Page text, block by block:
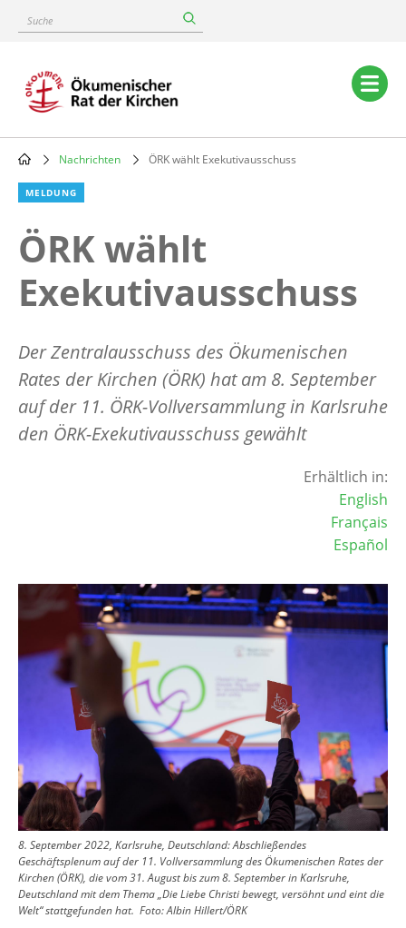
content
Suche
Main
navigation
Breadcrumb
Nachrichten ÖRK wählt Exekutivausschuss
MELDUNG
ÖRK wählt
Exekutivausschuss
Der Zentralausschuss des Ökumenischen
Rates der Kirchen (ÖRK) hat am 8. September
auf der 11. ÖRK-Vollversammlung in Karlsruhe
den ÖRK-Exekutivausschuss gewählt
Erhältlich in:
English
Français
Español
8. September 2022, Karlsruhe, Deutschland: Abschließendes
Geschäftsplenum auf der 11. Vollversammlung des Ökumenischen Rates der
Kirchen (ÖRK), die vom 31. August bis zum 8. September in Karlsruhe,
Deutschland mit dem Thema „Die Liebe Christi bewegt, versöhnt und eint die
Welt“ stattgefunden hat. Foto:Albin Hillert/ÖRK